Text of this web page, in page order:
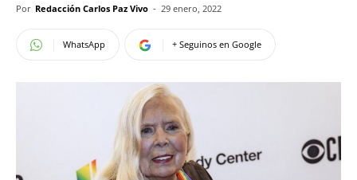
Por Redacción Carlos Paz Vivo - 29 enero, 2022
WhatsApp + Seguinos en Google